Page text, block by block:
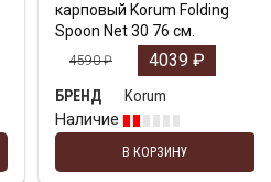
карповый Korum Folding
Spoon Net 30 76 см.
4590₽ 4039 ₽
БРЕНД
Korum
Наличие
В КОРЗИНУ